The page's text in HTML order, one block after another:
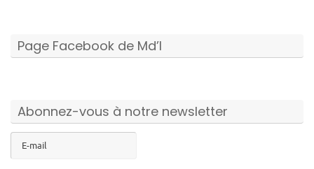
Page Facebook de Md’I
Abonnez-vous à notre newsletter